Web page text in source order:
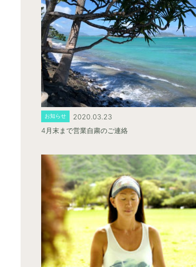
お知らせ
2020.03.23
4月末まで営業自粛のご連絡